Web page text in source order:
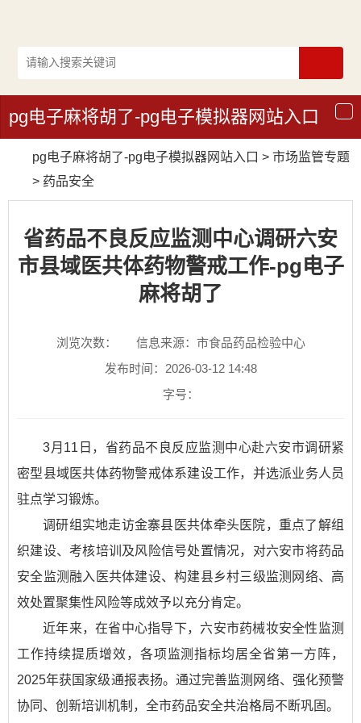
导
航
pg电子麻将胡了-pg电子模拟器网站入口
pg电子麻将胡了-pg电子模拟器网站入口 > 市场监管专题
> 药品安全
省药品不良反应监测中心调研六安
市县域医共体药物警戒工作-pg电子
麻将胡了
浏览次数：
信息来源：市食品药品检验中心
发布时间：2026-03-12 14:48
字号：
3月11日，省药品不良反应监测中心赴六安市调研紧
密型县域医共体药物警戒体系建设工作，并选派业务人员
驻点学习锻炼。
调研组实地走访金寨县医共体牵头医院，重点了解组
织建设、考核培训及风险信号处置情况，对六安市将药品
安全监测融入医共体建设、构建县乡村三级监测网络、高
效处置聚集性风险等成效予以充分肯定。
近年来，在省中心指导下，六安市药械妆安全性监测
工作持续提质增效，各项监测指标均居全省第一方阵，
2025年获国家级通报表扬。通过完善监测网络、强化预警
协同、创新培训机制，全市药品安全共治格局不断巩固。